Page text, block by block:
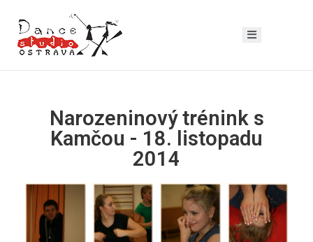
Narozeninový trénink s
Kamčou - 18. listopadu
2014